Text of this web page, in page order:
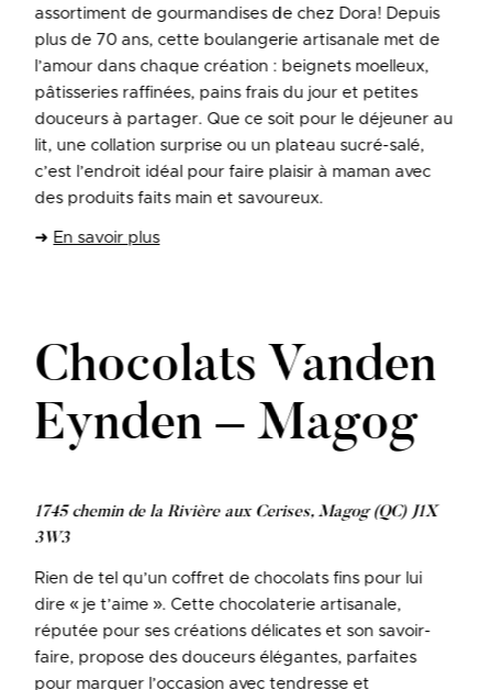
assortiment de gourmandises de chez Dora! Depuis
plus de 70 ans, cette boulangerie artisanale met de
l’amour dans chaque création : beignets moelleux,
pâtisseries raffinées, pains frais du jour et petites
douceurs à partager. Que ce soit pour le déjeuner au
lit, une collation surprise ou un plateau sucré-salé,
c’est l’endroit idéal pour faire plaisir à maman avec
des produits faits main et savoureux.
➜ En savoir plus
Chocolats Vanden
Eynden – Magog
1745 chemin de la Rivière aux Cerises, Magog (QC) J1X
3W3
Rien de tel qu’un coffret de chocolats fins pour lui
dire « je t’aime ». Cette chocolaterie artisanale,
réputée pour ses créations délicates et son savoir-
faire, propose des douceurs élégantes, parfaites
pour marquer l’occasion avec tendresse et